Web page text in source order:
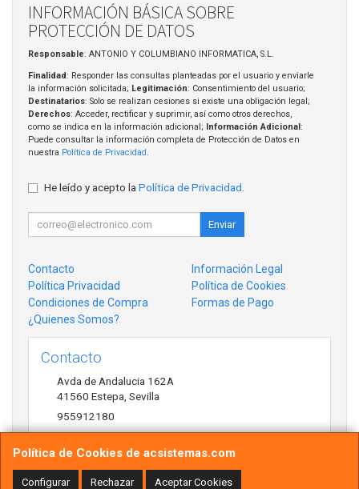
Política de Cookies de acsistemas.com
Configurar Rechazar Aceptar Cookies
INFORMACIÓN BÁSICA SOBRE
PROTECCIÓN DE DATOS
Responsable: ANTONIO Y COLUMBIANO INFORMATICA, S.L.
Finalidad: Responder las consultas planteadas por el usuario y enviarle
la información solicitada; Legitimación: Consentimiento del usuario;
Destinatarios: Solo se realizan cesiones si existe una obligación legal;
Derechos: Acceder, rectificar y suprimir, así como otros derechos,
como se indica en la información adicional; Información Adicional:
Puede consultar la información completa de Protección de Datos en
nuestra Política de Privacidad.
He leído y acepto la Política de Privacidad
Enviar
Contacto
Información Legal
Política Privacidad
Política de Cookies
Condiciones de Compra
Formas de Pago
¿Quienes Somos?
Contacto
Avda de Andalucia 162A
41560 Estepa Sevilla
955912180
antonio@acsistemas.com